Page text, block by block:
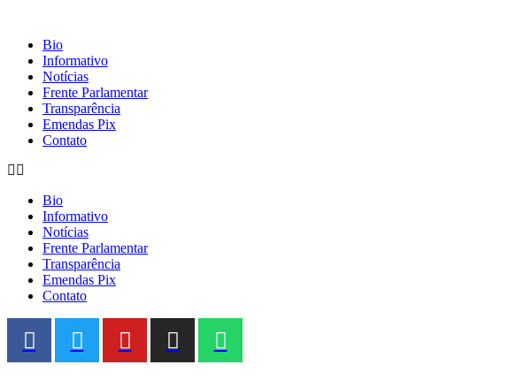
Bio
Informativo
Notícias
Frente Parlamentar
Transparência
Emendas Pix
Contato
Bio
Informativo
Notícias
Frente Parlamentar
Transparência
Emendas Pix
Contato